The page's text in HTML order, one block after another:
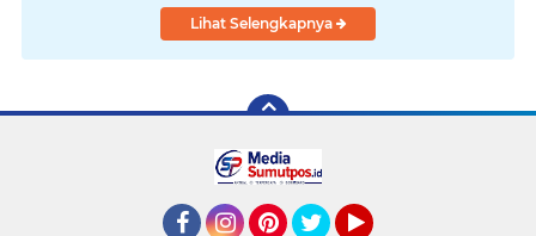
Lihat Selengkapnya